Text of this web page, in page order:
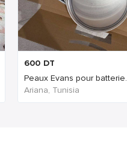
600 DT
Peaux Evans pour batterie.
Ariana, Tunisia